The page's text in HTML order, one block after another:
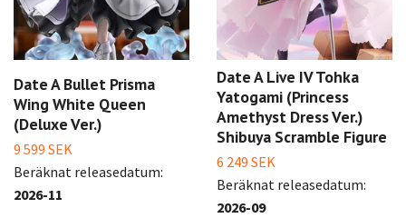
Date A Bullet Prisma
Wing White Queen
(Deluxe Ver.)
9 599 SEK
Beräknat releasedatum:
2026-11
Date A Live IV Tohka
Yatogami (Princess
Amethyst Dress Ver.)
Shibuya Scramble Figure
6 249 SEK
Beräknat releasedatum:
2026-09